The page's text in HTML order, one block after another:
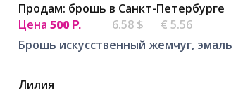
Продам: брошь в Санкт-Петербурге
Цена 500 Р. 6.58 $
€ 5.56
Брошь искусственный жемчуг, эмаль
Лилия